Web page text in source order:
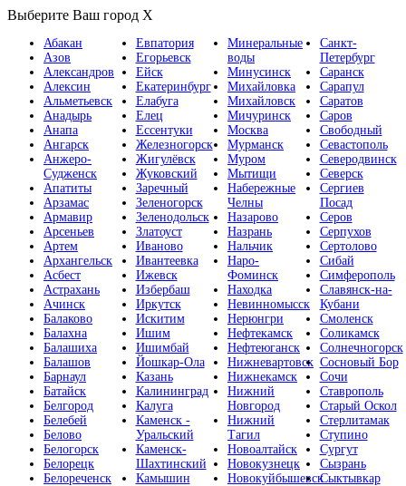
Выберите Ваш город X
Абакан
Азов
Александров
Алексин
Альметьевск
Анадырь
Анапа
Ангарск
Анжеро-
Судженск
Апатиты
Арзамас
Армавир
Арсеньев
Артем
Архангельск
Асбест
Астрахань
Ачинск
Балаково
Балахна
Балашиха
Балашов
Барнаул
Батайск
Белгород
Белебей
Белово
Белогорск
Белорецк
Белореченск
Евпатория
Егорьевск
Ейск
Екатеринбург
Елабуга
Елец
Ессентуки
Железногорск
Жигулёвск
Жуковский
Заречный
Зеленогорск
Зеленодольск
Златоуст
Иваново
Ивантеевка
Ижевск
Избербаш
Иркутск
Искитим
Ишим
Ишимбай
Йошкар-Ола
Казань
Калининград
Калуга
Каменск -
Уральский
Каменск-
Шахтинский
Камышин
Минеральные
воды
Минусинск
Михайловка
Михайловск
Мичуринск
Москва
Мурманск
Муром
Мытищи
Набережные
Челны
Назарово
Назрань
Нальчик
Наро-
Фоминск
Находка
Невинномысск
Нерюнгри
Нефтекамск
Нефтеюганск
Нижневартовск
Нижнекамск
Нижний
Новгород
Нижний
Тагил
Новоалтайск
Новокузнецк
Новокуйбышевск
Санкт-
Петербург
Саранск
Сарапул
Саратов
Саров
Свободный
Севастополь
Северодвинск
Северск
Сергиев
Посад
Серов
Серпухов
Сертолово
Сибай
Симферополь
Славянск-на-
Кубани
Смоленск
Соликамск
Солнечногорск
Сосновый Бор
Сочи
Ставрополь
Старый Оскол
Стерлитамак
Ступино
Сургут
Сызрань
Сыктывкар